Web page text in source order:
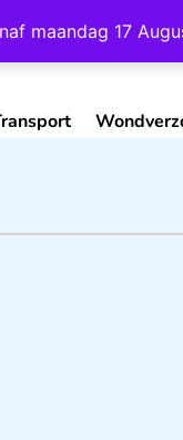
maandag 17
Contact